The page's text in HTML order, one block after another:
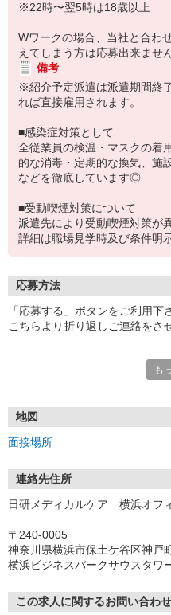
※22時〜翌5時は18歳以上
Wワークの場合、当社と合わ
えてしまう方は応募出来ません
備考
※紹介予定派遣は派遣期間終
れば直接雇用されます。
■感染症対策として
全従業員の検温・マスクの着
的な消毒・定期的な換気、施
などを徹底しています◎
■受動喫煙対策について
派遣先により受動喫煙対策が
詳細は職場見学時及び条件明
応募方法
「応募する」ボタンをご利用下
こちらより折り返しご連絡をさ
も
地図
面接場所
連絡先住所
日研メディカルケア 横浜オフ
〒240-0005
神奈川県横浜市保土ケ谷区神戸
横浜ビジネスパークサウスタ
この求人に関するお問い合わせ